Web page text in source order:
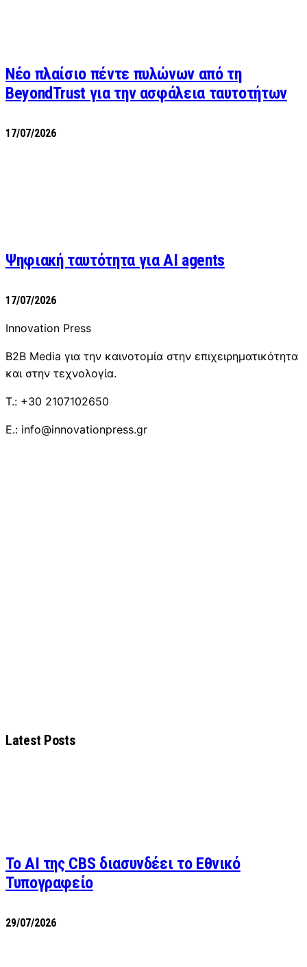
Νέο πλαίσιο πέντε πυλώνων από τη
BeyondTrust για την ασφάλεια ταυτοτήτων
17/07/2026
Ψηφιακή ταυτότητα για AI agents
17/07/2026
Innovation Press
B2B Media για την καινοτομία στην επιχειρηματικότητα
και στην τεχνολογία.
T.: +30 2107102650
E.: info@innovationpress.gr
Latest Posts
Το AI της CBS διασυνδέει το Εθνικό
Τυπογραφείο
29/07/2026